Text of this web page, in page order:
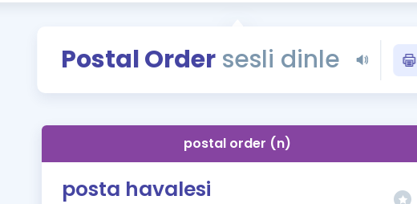
Blog
YDS - YÖKDİL
İngilizce
Postal Order sesli dinle
postal order (n)
posta havalesi